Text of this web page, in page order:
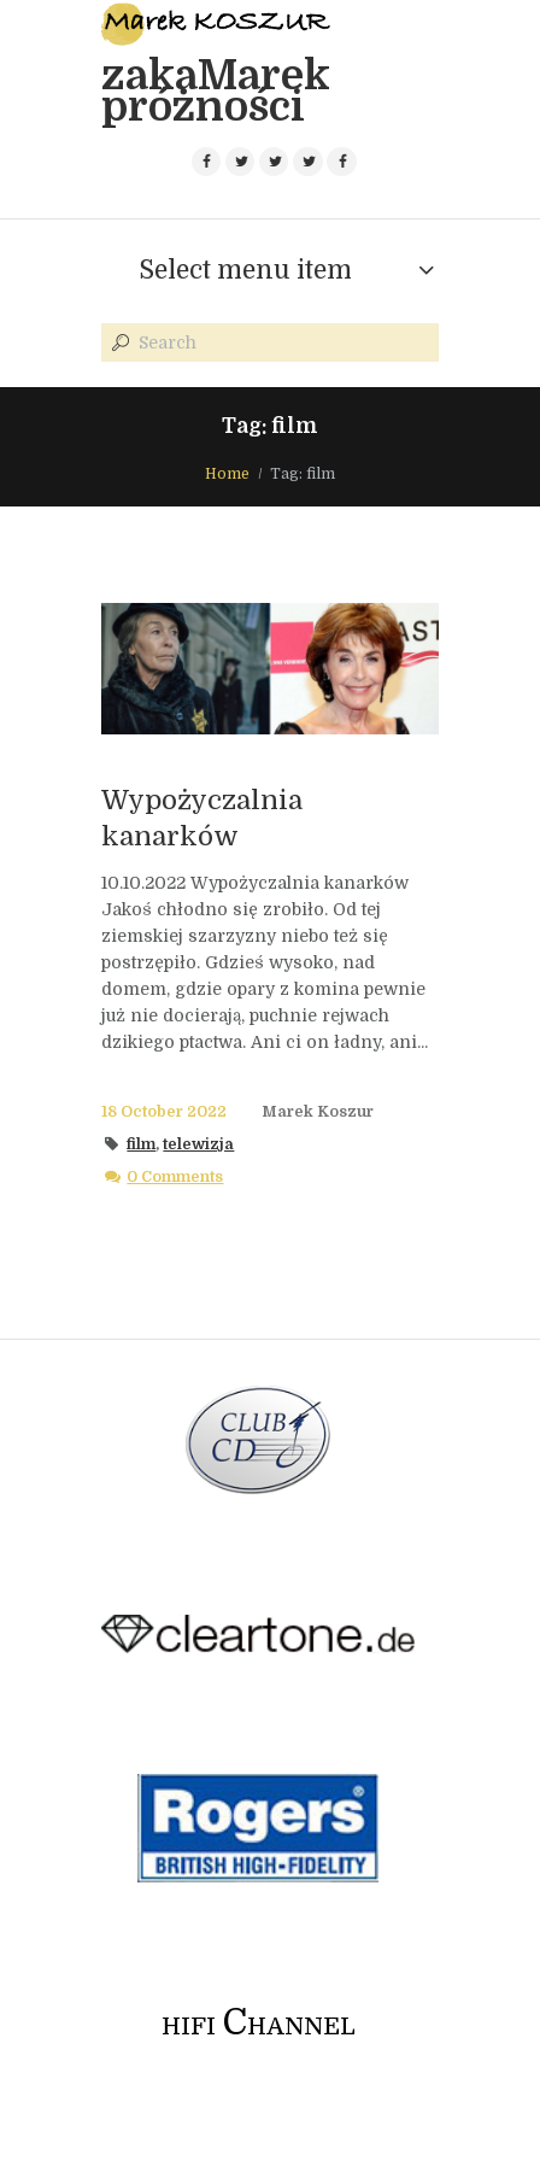
zakaMarek
próżności
Select menu item
Tag: film
Home Tag: film
Wypożyczalnia
kanarków
10.10.2022 Wypożyczalnia kanarków
Jakoś chłodno się zrobiło. Od tej
ziemskiej szarzyzny niebo też się
postrzępiło. Gdzieś wysoko, nad
domem, gdzie opary z komina pewnie
już nie docierają, puchnie rejwach
dzikiego ptactwa. Ani ci on ładny, ani...
18 October 2022
Marek Koszur
film,telewizja
0 Comments
HIFI CHANNEL